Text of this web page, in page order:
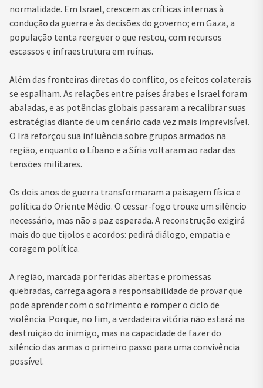
normalidade. Em Israel, crescem as críticas internas à
condução da guerra e às decisões do governo; em Gaza, a
população tenta reerguer o que restou, com recursos
escassos e infraestrutura em ruínas.
Além das fronteiras diretas do conflito, os efeitos colaterais
se espalham. As relações entre países árabes e Israel foram
abaladas, e as potências globais passaram a recalibrar suas
estratégias diante de um cenário cada vez mais imprevisível.
O Irã reforçou sua influência sobre grupos armados na
região, enquanto o Líbano e a Síria voltaram ao radar das
tensões militares.
Os dois anos de guerra transformaram a paisagem física e
política do Oriente Médio. O cessar-fogo trouxe um silêncio
necessário, mas não a paz esperada. A reconstrução exigirá
mais do que tijolos e acordos: pedirá diálogo, empatia e
coragem política.
A região, marcada por feridas abertas e promessas
quebradas, carrega agora a responsabilidade de provar que
pode aprender com o sofrimento e romper o ciclo de
violência. Porque, no fim, a verdadeira vitória não estará na
destruição do inimigo, mas na capacidade de fazer do
silêncio das armas o primeiro passo para uma convivência
possível.